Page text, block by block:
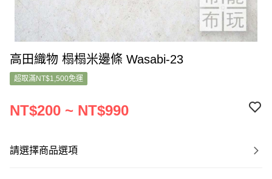
高田織物 榻榻米邊條 Wasabi-23
超取滿NT$1,500免運
NT$200 ~ NT$990
請選擇商品選項